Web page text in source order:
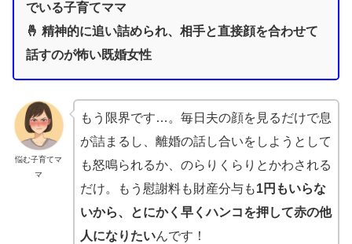
でいる子育てママ
🤞 精神的に追い詰められ、相手と直接顔を合わせて
話すのが怖い既婚女性
悩む子育てマ
マ
もう限界です…。毎日夫の顔を見るだけで息
が詰まるし、離婚の話し合いをしようとして
も怒鳴られるか、のらりくらりとかわされる
だけ。もう慰謝料も財産分与も1円もいらな
いから、とにかく早くハンコを押して赤の他
人になりたいんです！